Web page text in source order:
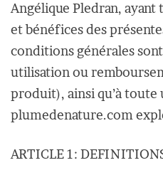
Angélique Pledran,
et bénéfices des
conditions générales
utilisation ou
produit), ainsi qu’à
plumedenature.com
ARTICLE 1: